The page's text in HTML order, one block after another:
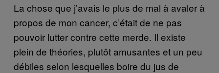
La chose que j’avais le plus de mal à avaler à
propos de mon cancer, c’était de ne pas
pouvoir lutter contre cette merde. Il existe
plein de théories, plutôt amusantes et un peu
débiles selon lesquelles boire du jus de